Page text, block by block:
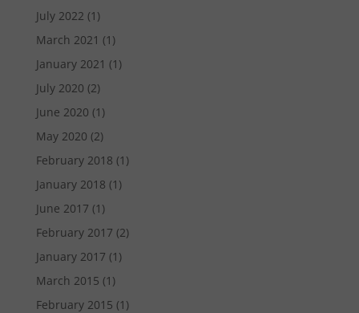
July 2022 (1)
March 2021 (1)
January 2021 (1)
July 2020 (2)
June 2020 (1)
May 2020 (2)
February 2018 (1)
January 2018 (1)
June 2017 (1)
February 2017 (2)
January 2017 (1)
March 2015 (1)
February 2015 (1)